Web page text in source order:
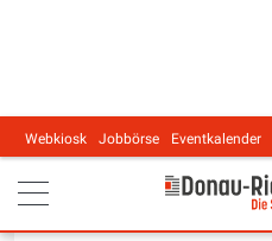
Main navigation
Webkiosk Jobbörse Eventkalender